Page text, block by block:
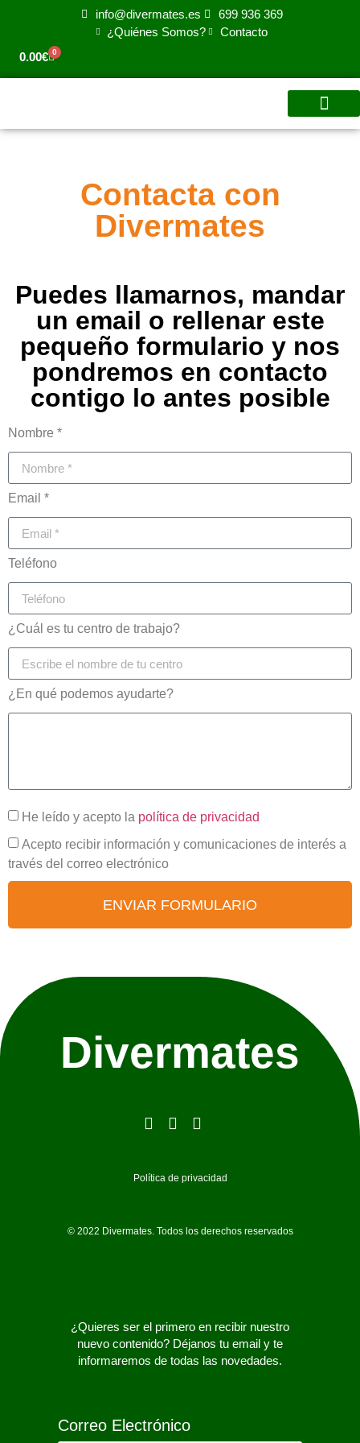
info@divermates.es
699 936 369
¿Quiénes Somos?
Contacto
0.00€ 0
Contacta con
Divermates
Puedes llamarnos, mandar
un email o rellenar este
pequeño formulario y nos
pondremos en contacto
contigo lo antes posible
Nombre *
Email *
Teléfono
¿Cuál es tu centro de trabajo?
¿En qué podemos ayudarte?
He leído y acepto la política de privacidad
Acepto recibir información y comunicaciones de interés a
través del correo electrónico
ENVIAR FORMULARIO
Divermates
Política de privacidad
© 2022 Divermates. Todos los derechos reservados
¿Quieres ser el primero en recibir nuestro
nuevo contenido? Déjanos tu email y te
informaremos de todas las novedades.
Correo Electrónico